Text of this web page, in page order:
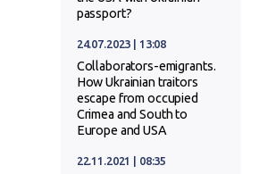
passport?
24.07.2023 | 13:08
Collaborators-emigrants.
How Ukrainian traitors
escape from occupied
Crimea and South to
Europe and USA
22.11.2021 | 08:35